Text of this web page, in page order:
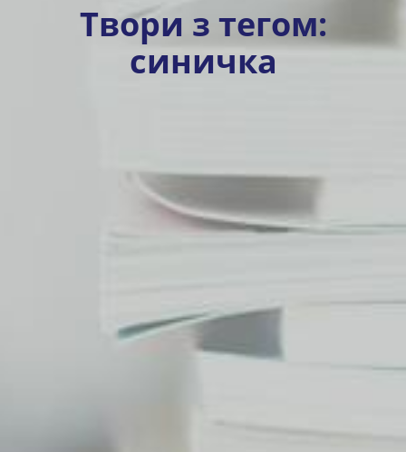
Твори з тегом:
синичка